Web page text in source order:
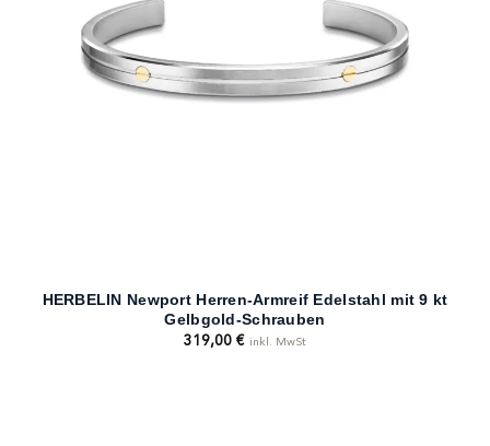
HERBELIN Newport Herren-Armreif Edelstahl mit 9 kt
Gelbgold-Schrauben
319,00 € inkl. MwSt